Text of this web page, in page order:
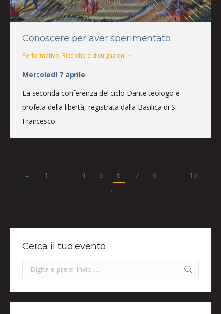
Conoscere per aver sperimentato
Performativo, Ricerche e divulgazioni
Mercoledì 7 aprile
La seconda conferenza del ciclo Dante teologo e
profeta della libertà, registrata dalla Basilica di S.
Francesco
← 1 … 4 5 6 7 8 …
10
→
Cerca il tuo evento
Search: